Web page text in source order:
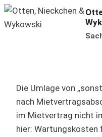
Zum
Inhalt
Die Umlage von
nach
im Mietvertrag nicht
hier: Wartungskosten